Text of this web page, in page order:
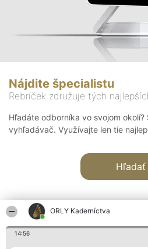
ORLY Kaderníctva
14:56
Nájdite špecialistu
Rebríček združuje tých
Hľadáte odborníka vo svojom okolí?
vyhľadávač. Využívajte len tie
Hľadať